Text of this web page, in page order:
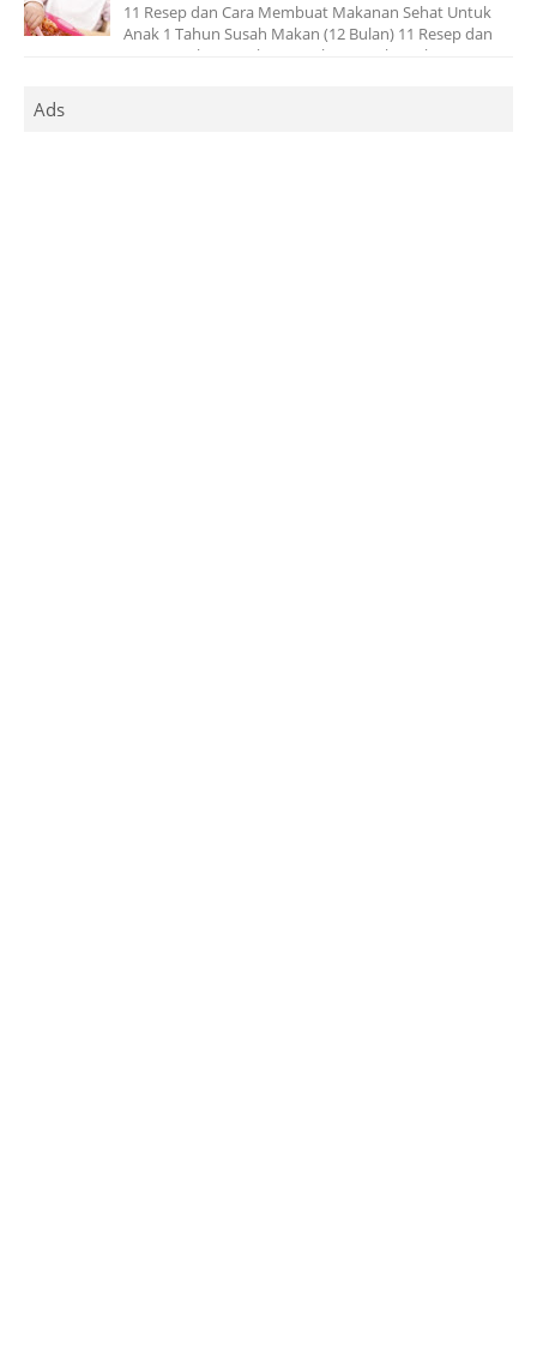
11 Resep dan Cara Membuat Makanan Sehat Untuk
Anak 1 Tahun Susah Makan (12 Bulan) 11 Resep dan
Cara Membuat Makanan Sehat Untuk Anak 1 ...
Ads